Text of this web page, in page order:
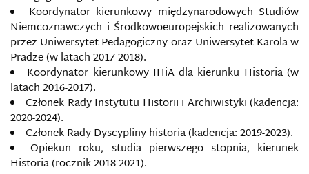
Koordynator kierunkowy międzynarodowych Studiów
Niemcoznawczych i Środkowoeuropejskich realizowanych
przez Uniwersytet Pedagogiczny oraz Uniwersytet Karola w
Pradze (w latach 2017-2018).
Koordynator kierunkowy IHiA dla kierunku Historia (w
latach 2016-2017).
Członek Rady Instytutu Historii i Archiwistyki (kadencja:
2020-2024).
Członek Rady Dyscypliny historia (kadencja: 2019-2023).
Opiekun roku, studia pierwszego stopnia, kierunek
Historia (rocznik 2018-2021).